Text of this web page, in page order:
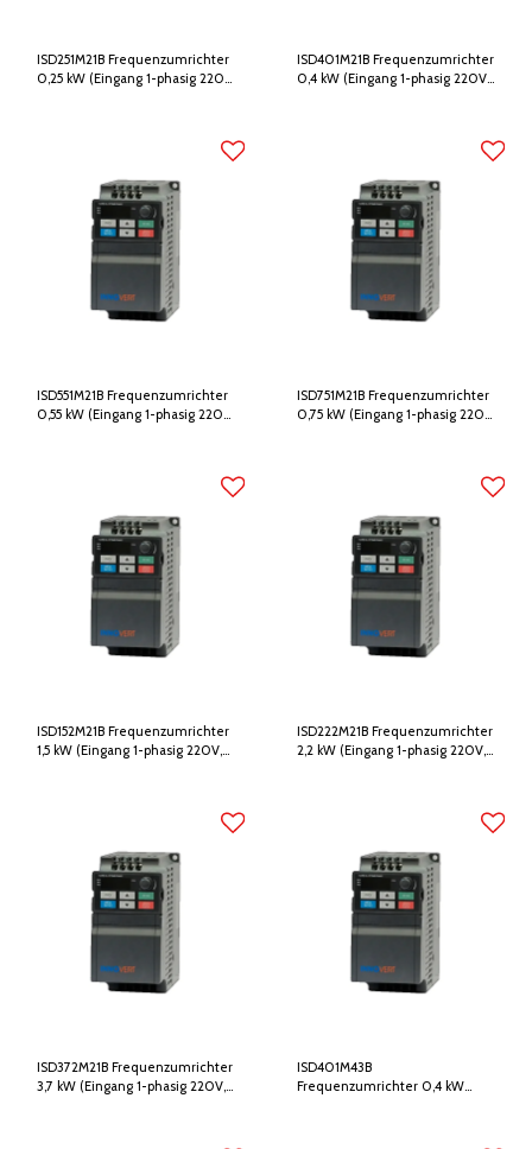
ISD251M21B Frequenzumrichter
0,25 kW (Eingang 1-phasig 220V,
ISD401M21B Frequenzumrichter
0,4 kW (Eingang 1-phasig 220V,
ISD551M21B Frequenzumrichter
0,55 kW (Eingang 1-phasig 220V,
ISD751M21B Frequenzumrichter
0,75 kW (Eingang 1-phasig 220V,
ISD152M21B Frequenzumrichter
1,5 kW (Eingang 1-phasig 220V,
ISD222M21B Frequenzumrichter
2,2 kW (Eingang 1-phasig 220V,
ISD372M21B Frequenzumrichter
3,7 kW (Eingang 1-phasig 220V,
ISD401M43B
Frequenzumrichter 0,4 kW